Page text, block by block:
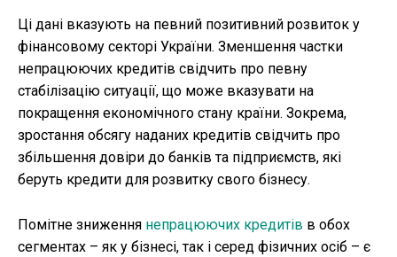
Ці дані вказують на певний позитивний розвиток у
фінансовому секторі України. Зменшення частки
непрацюючих кредитів свідчить про певну
стабілізацію ситуації, що може вказувати на
покращення економічного стану країни. Зокрема,
зростання обсягу наданих кредитів свідчить про
збільшення довіри до банків та підприємств, які
беруть кредити для розвитку свого бізнесу.
Помітне зниження непрацюючих кредитів в обох
сегментах – як у бізнесі, так і серед фізичних осіб – є